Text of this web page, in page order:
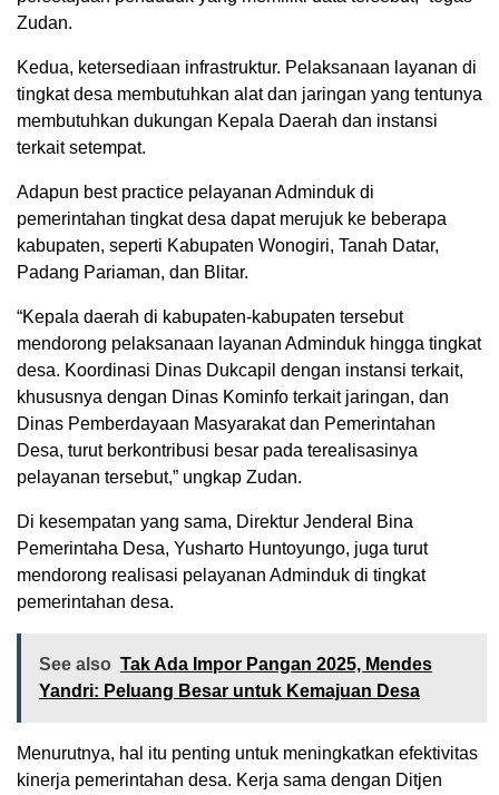
Zudan.
Kedua, ketersediaan infrastruktur. Pelaksanaan layanan di
tingkat desa membutuhkan alat dan jaringan yang tentunya
membutuhkan dukungan Kepala Daerah dan instansi
terkait setempat.
Adapun best practice pelayanan Adminduk di
pemerintahan tingkat desa dapat merujuk ke beberapa
kabupaten, seperti Kabupaten Wonogiri, Tanah Datar,
Padang Pariaman, dan Blitar.
“Kepala daerah di kabupaten-kabupaten tersebut
mendorong pelaksanaan layanan Adminduk hingga tingkat
desa. Koordinasi Dinas Dukcapil dengan instansi terkait,
khususnya dengan Dinas Kominfo terkait jaringan, dan
Dinas Pemberdayaan Masyarakat dan Pemerintahan
Desa, turut berkontribusi besar pada terealisasinya
pelayanan tersebut,” ungkap Zudan.
Di kesempatan yang sama, Direktur Jenderal Bina
Pemerintaha Desa, Yusharto Huntoyungo, juga turut
mendorong realisasi pelayanan Adminduk di tingkat
pemerintahan desa.
See also Tak Ada Impor Pangan 2025, Mendes
Yandri: Peluang Besar untuk Kemajuan Desa
Menurutnya, hal itu penting untuk meningkatkan efektivitas
kinerja pemerintahan desa. Kerja sama dengan Ditjen